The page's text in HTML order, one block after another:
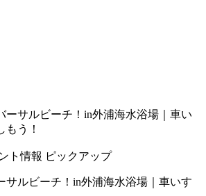
ト情報 ピックアップ
サルビーチ！in外浦海水浴場｜車いす